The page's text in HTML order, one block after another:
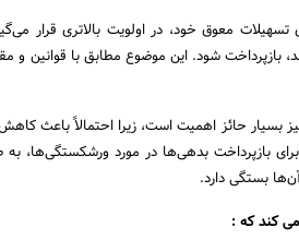
معوق خود، در اولویت بالاتری قرار
بازپرداخت شود. این موضوع مطابق با قوانین و
بسیار حائز اهمیت است، زیرا احتمالاً باعث
بازپرداخت بدهی‌ها در مورد ورشکستگی‌ها،
بستگی دارد.
کند که :